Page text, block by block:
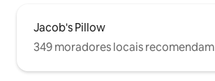
Jacob's Pillow
349 moradores locais recomendam